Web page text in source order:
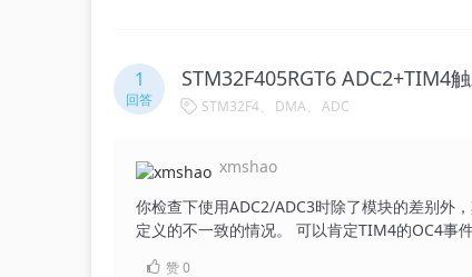
1
回答 STM32F4 DMA ADC
xmshao
你检查下使用ADC2/ADC3时除了模块的差别外
定义的不一致的情况。 可以肯定TIM4的OC4事
赞0